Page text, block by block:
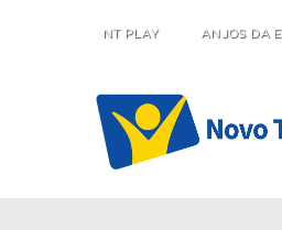
NT PLAY ANJOS DA